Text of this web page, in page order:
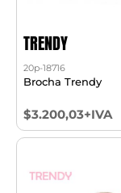
TRENDY
20p-18716
Brocha Trendy
$3.200,03+IVA